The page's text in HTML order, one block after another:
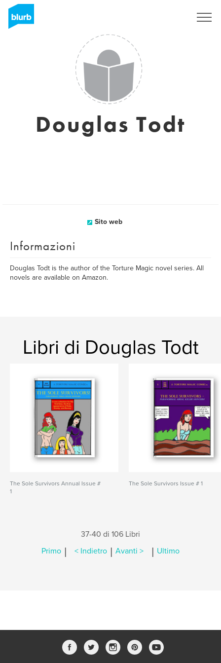
Douglas Todt
Sito web
Informazioni
Douglas Todt is the author of the Torture Magic novel series. All
novels are available on Amazon.
Libri di Douglas Todt
The Sole Survivors Annual Issue #
1
The Sole Survivors Issue # 1
37-40 di 106 Libri
Primo | < Indietro | Avanti > | Ultimo